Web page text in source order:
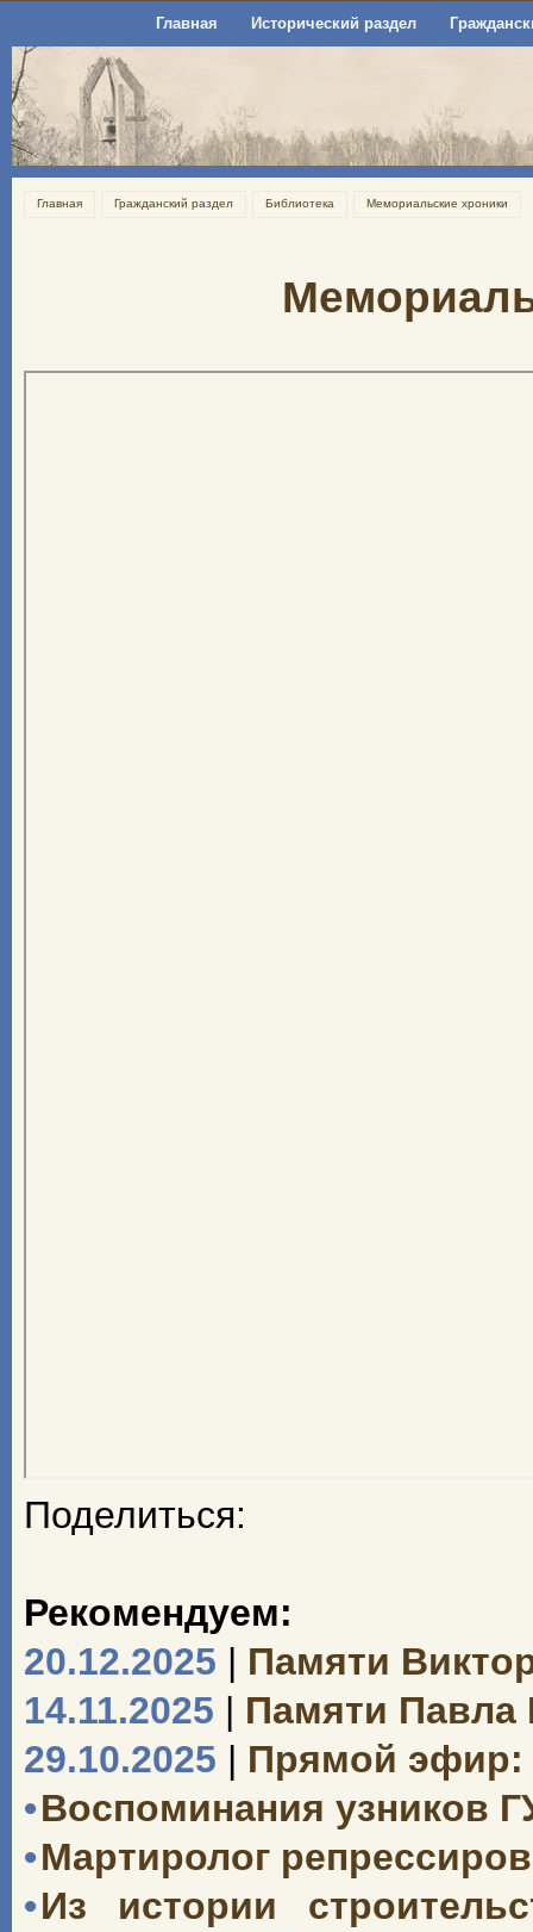
Главная Исторический раздел
Главная Гражданский раздел Библиотека Мемориальские хроники
Поделиться:
Рекомендуем:
20.12.2025 | Памяти
14.11.2025 | Памяти Павла
29.10.2025 | Прямой эфир:
•Воспоминания узников
•Мартиролог
•Из истории